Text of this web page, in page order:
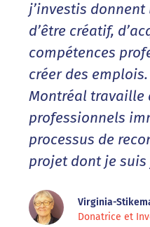
j’investis
d’être créatif,
compétences
créer des
Montréal travaille
professionnels
processus de
projet dont je suis
Virginia-
Donatrice et